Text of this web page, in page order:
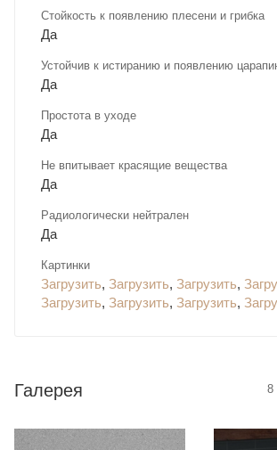
Стойкость к появлению плесени и грибка
Да
Устойчив к истиранию и появлению
Да
Простота в уходе
Да
Не впитывает красящие вещества
Да
Радиологически нейтрален
Да
Картинки
Загрузить, Загрузить, Загрузить,
Загрузить, Загрузить, Загрузить,
Галерея 8